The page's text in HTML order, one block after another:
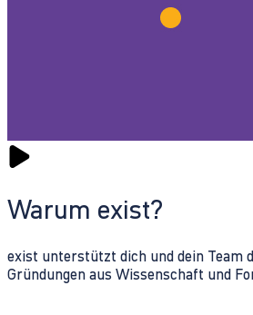
Warum exist?
exist unterstützt dich und dein Team
Gründungen aus Wissenschaft und